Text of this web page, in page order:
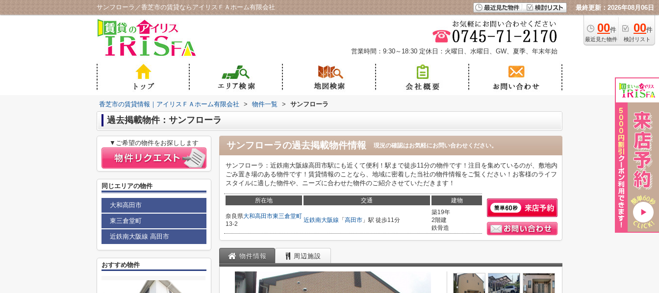
サンフローラ／香芝市の賃貸ならアイリスＦＡホーム有限会社 最終更新：2026年08月06日
00件
最近見た物件
00件
検討リスト
営業時間：9:30～18:30 定休日：火曜日、水曜日、GW、夏季、年末年始
香芝市の賃貸情報｜アイリスＦＡホーム有限会社 > 物件一覧 > サンフローラ
過去掲載物件：サンフローラ
サンフローラの過去掲載物件情報 現況の確認はお気軽にお問い合わせください。
サンフローラ：近鉄南大阪線高田市駅にも近くて便利！駅まで徒歩11分の物件です！注目を集めているのが、敷地内
ごみ置き場のある物件です！賃貸情報のことなら、地域に密着した当社の物件情報をご覧ください！お客様のライフ
スタイルに適した物件や、ニーズに合わせた物件のご紹介させていただきます！
所在地 交通 建物
奈良県大和高田市東三倉堂町
13-2
近鉄南大阪線 「 高田市 」駅 徒歩11分
築19年
2階建
鉄骨造
物件情報 周辺施設
▼ご希望の物件をお探しします
同じエリアの物件
大和高田市
東三倉堂町
近鉄南大阪線 高田市
おすすめ物件